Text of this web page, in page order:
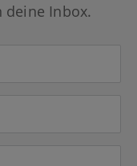
deine Inbox.